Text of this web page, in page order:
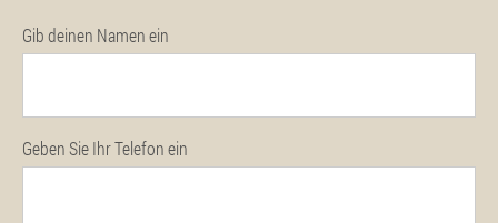
Gib deinen Namen ein
Geben Sie Ihr Telefon ein